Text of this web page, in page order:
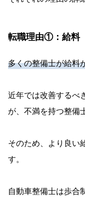
転職理由①：給料
多くの整備士が給料
近年では改善するべ
が、不満を持つ整備
そのため、より良い
す。
自動車整備士は歩合